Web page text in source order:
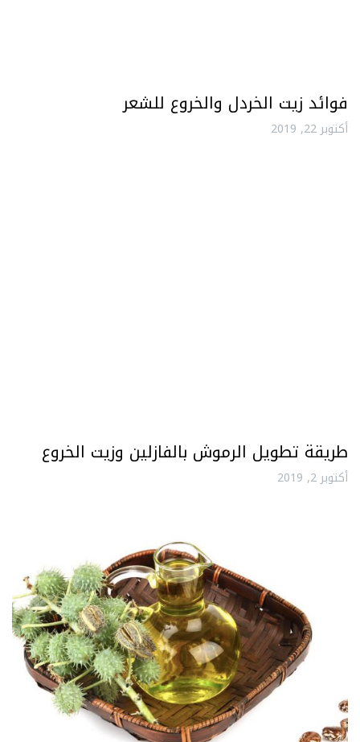
فوائد زيت الخردل والخروع للشعر
أكتوبر 22, 2019
طريقة تطويل الرموش بالفازلين وزيت الخروع
أكتوبر 2, 2019